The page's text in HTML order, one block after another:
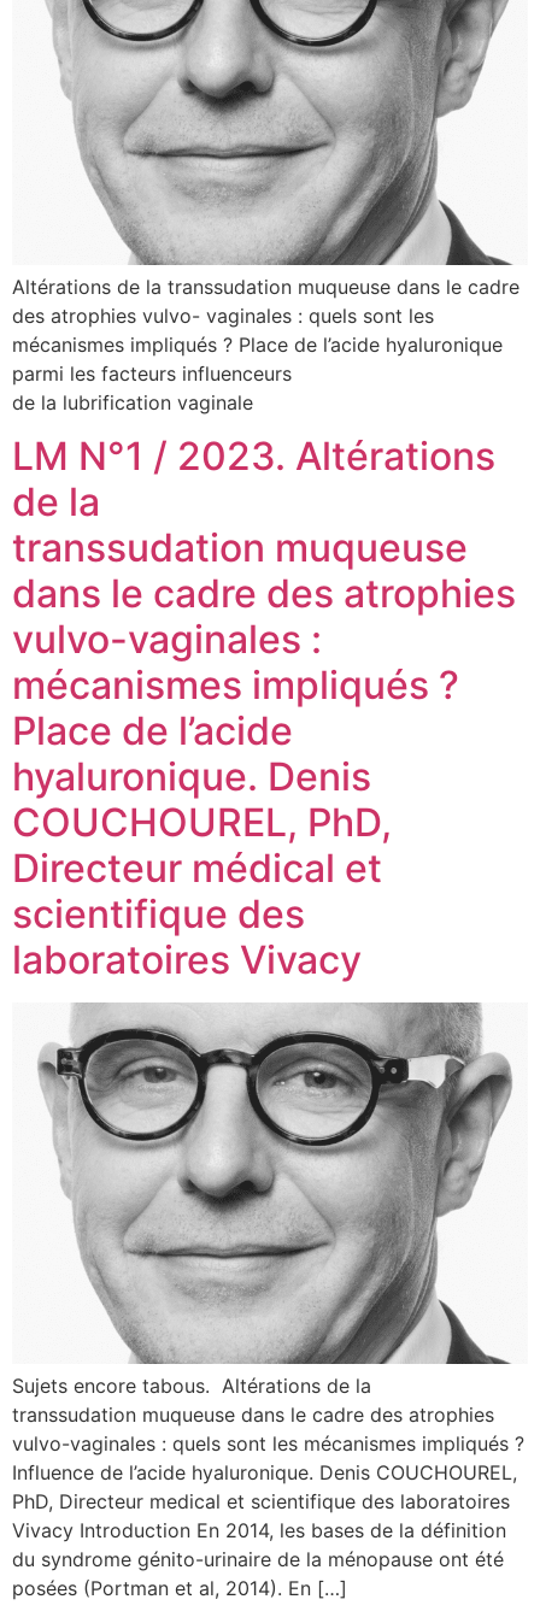
Altérations de la transsudation muqueuse dans le cadre
des atrophies vulvo- vaginales : quels sont les
mécanismes impliqués ? Place de l’acide hyaluronique
parmi les facteurs influenceurs
de la lubrification vaginale
LM N°1 / 2023. Altérations
de la
transsudation muqueuse
dans le cadre des atrophies
vulvo-vaginales :
mécanismes impliqués ?
Place de l’acide
hyaluronique. Denis
COUCHOUREL, PhD,
Directeur médical et
scientifique des
laboratoires Vivacy
Sujets encore tabous. Altérations de la
transsudation muqueuse dans le cadre des atrophies
vulvo-vaginales : quels sont les mécanismes impliqués ?
Influence de l’acide hyaluronique. Denis COUCHOUREL,
PhD, Directeur medical et scientifique des laboratoires
Vivacy Introduction En 2014, les bases de la définition
du syndrome génito-urinaire de la ménopause ont été
posées (Portman et al, 2014). En […]